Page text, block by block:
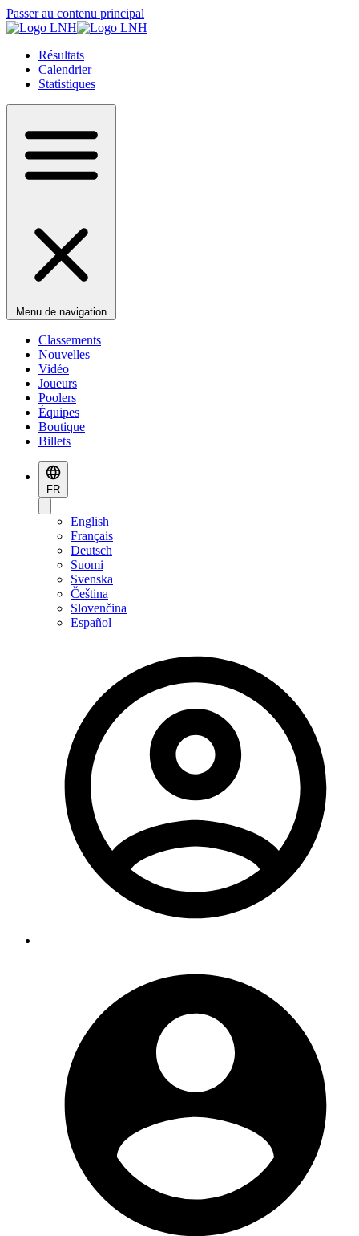
Passer au contenu principal
Résultats
Calendrier
Statistiques
Menu de navigation
Classements
Nouvelles
Vidéo
Joueurs
Poolers
Équipes
Boutique
Billets
FR
English
Français
Deutsch
Suomi
Svenska
Čeština
Slovenčina
Español